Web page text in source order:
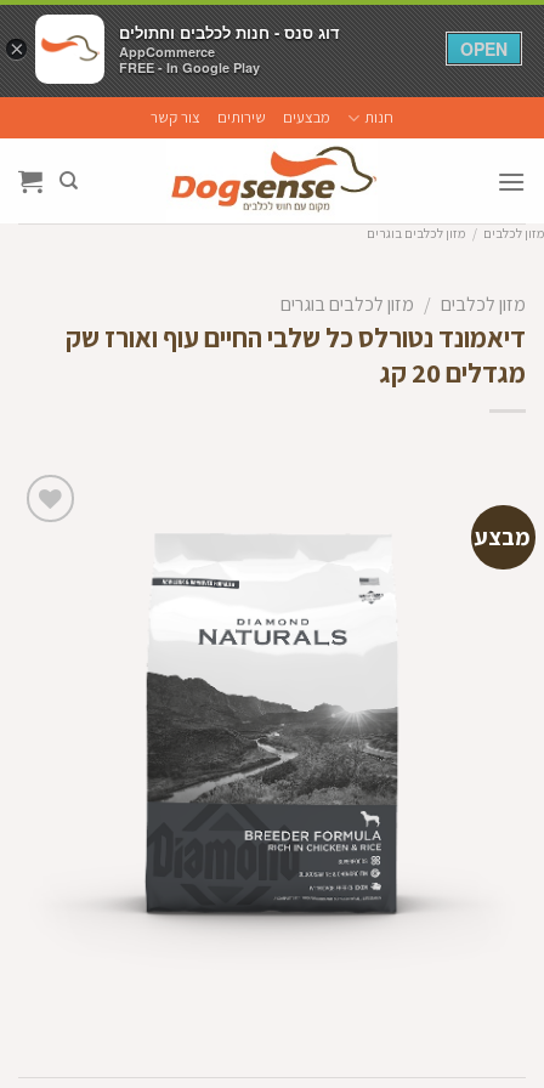
to
content
חנות מבצעים שירותים צור קשר
מזון לכלבים / מזון לכלבים בוגרים
מזון לכלבים / מזון לכלבים בוגרים
דיאמונד נטורלס כל שלבי החיים עוף ואורז שק
מגדלים 20 קג
מבצע
×
דוג סנס - חנות לכלבים וחתולים
AppCommerce
FREE - In Google Play
OPEN
×
דוג סנס - חנות לכלבים וחתולים
AppCommerce
FREE - In Google Play
OPEN